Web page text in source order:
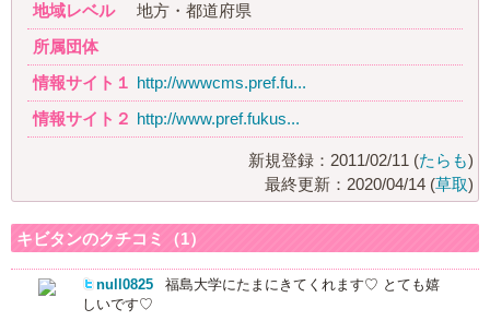
地域レベル
地方・都道府県
所属団体
情報サイト１ http://wwwcms.pref.fu...
情報サイト２ http://www.pref.fukus...
新規登録：2011/02/11 (たらも)
最終更新：2020/04/14 (草取)
キビタンのクチコミ（1）
null0825
福島大学にたまにきてくれます♡ とても嬉
しいです♡